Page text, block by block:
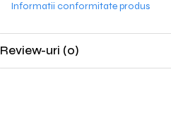
Informatii conformitate produs
Review-uri (0)